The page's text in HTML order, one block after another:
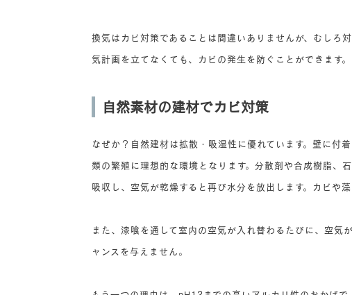
換気はカビ対策であることは間違いありませんが、むしろ
気計画を立てなくても、カビの発生を防ぐことができます。
自然素材の建材でカビ対策
なぜか？自然建材は拡散・吸湿性に優れています。壁に付
類の繁殖に理想的な環境となります。分散剤や合成樹脂、
吸収し、空気が乾燥すると再び水分を放出します。カビや
また、漆喰を通して室内の空気が入れ替わるたびに、空気
ャンスを与えません。